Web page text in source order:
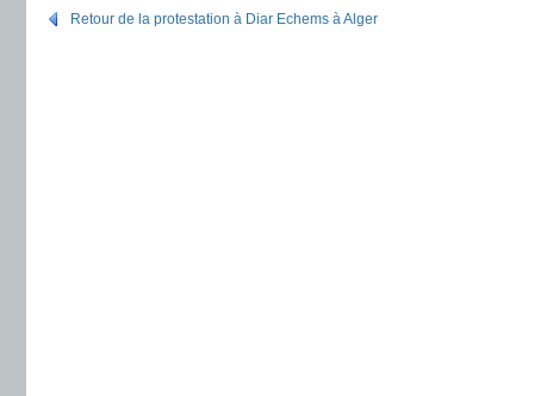
Retour de la protestation à Diar Echems à Alger